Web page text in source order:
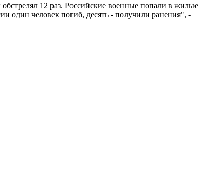
12 раз. Российские военные попали в жилые
один человек погиб, десять - получили ранения", -